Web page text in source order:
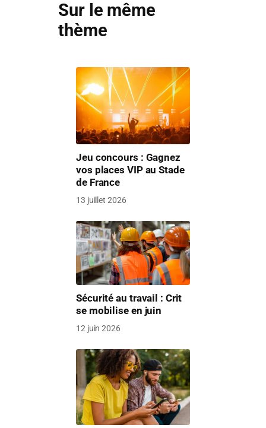
Sur le même
thème
Jeu concours : Gagnez
vos places VIP au Stade
de France
13 juillet 2026
Sécurité au travail : Crit
se mobilise en juin
12 juin 2026